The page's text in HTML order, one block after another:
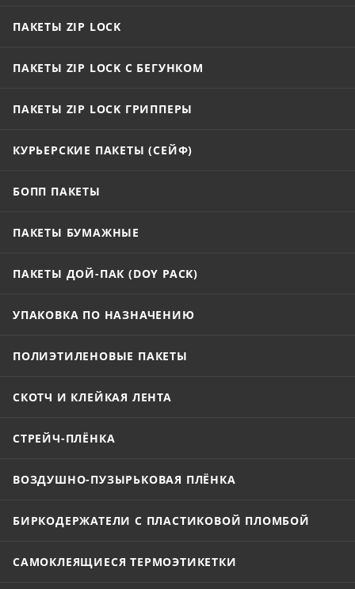
ПАКЕТЫ ZIP LOCK
ПАКЕТЫ ZIP LOCK С БЕГУНКОМ
ПАКЕТЫ ZIP LOCK ГРИППЕРЫ
КУРЬЕРСКИЕ ПАКЕТЫ (СЕЙФ)
БОПП ПАКЕТЫ
ПАКЕТЫ БУМАЖНЫЕ
ПАКЕТЫ ДОЙ-ПАК (DOY PACK)
УПАКОВКА ПО НАЗНАЧЕНИЮ
ПОЛИЭТИЛЕНОВЫЕ ПАКЕТЫ
СКОТЧ И КЛЕЙКАЯ ЛЕНТА
СТРЕЙЧ-ПЛЁНКА
ВОЗДУШНО-ПУЗЫРЬКОВАЯ ПЛЁНКА
БИРКОДЕРЖАТЕЛИ С ПЛАСТИКОВОЙ ПЛОМБОЙ
САМОКЛЕЯЩИЕСЯ ТЕРМОЭТИКЕТКИ